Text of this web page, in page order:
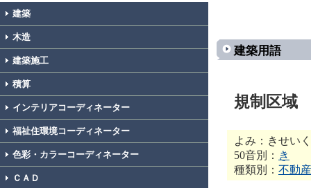
建築
木造
建築施工
積算
インテリアコーディネーター
福祉住環境コーディネーター
色彩・カラーコーディネーター
ＣＡＤ
建築用語
規制区域
よみ：きせい
50音別： き
種類別： 不動